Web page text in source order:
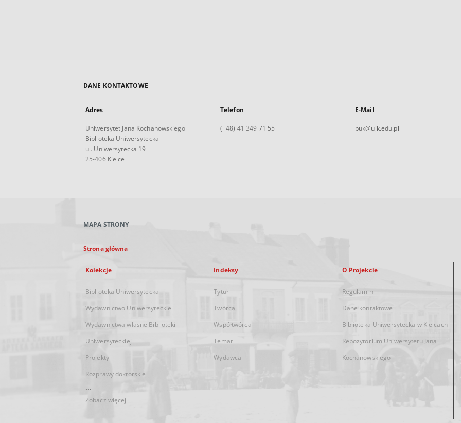
DANE KONTAKTOWE
Adres
Uniwersytet Jana Kochanowskiego
Biblioteka Uniwersytecka
ul. Uniwersytecka 19
25-406 Kielce
Telefon
(+48) 41 349 71 55
E-Mail
buk@ujk.edu.pl
MAPA STRONY
Strona główna
Kolekcje
Biblioteka Uniwersytecka
Wydawnictwo Uniwersyteckie
Wydawnictwa własne Biblioteki
Uniwersyteckiej
Projekty
Rozprawy doktorskie
...
Zobacz więcej
Indeksy
Tytuł
Twórca
Współtwórca
Temat
Wydawca
O Projekcie
Regulamin
Dane kontaktowe
Biblioteka Uniwersytecka w Kielcach
Repozytorium Uniwersytetu Jana
Kochanowskiego